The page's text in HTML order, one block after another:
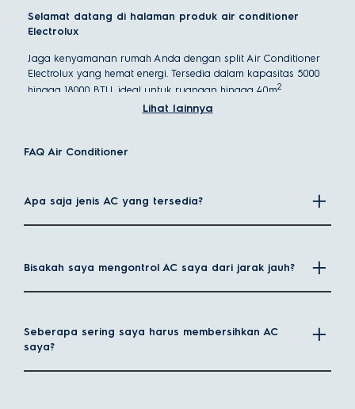
Selamat datang di halaman produk air conditioner
Electrolux
Jaga kenyamanan rumah Anda dengan split Air Conditioner
Electrolux yang hemat energi. Tersedia dalam kapasitas 5000
hingga 18000 BTU, ideal untuk ruangan hingga 40m2
Berdasarkan jenis kompresor yang digunakan, AC dapat
AC Inverter
motornya sesuai dengan kebutuhan pendinginan ruangan.
AC split adalah jenis AC yang paling umum menggunakan
teknologi inverter.
AC Berkecepatan Tetap (Tradisional)
Lihat lainnya
FAQ Air Conditioner
Apa saja jenis AC yang tersedia?
Bisakah saya mengontrol AC saya dari jarak jauh?
Seberapa sering saya harus membersihkan AC
saya?